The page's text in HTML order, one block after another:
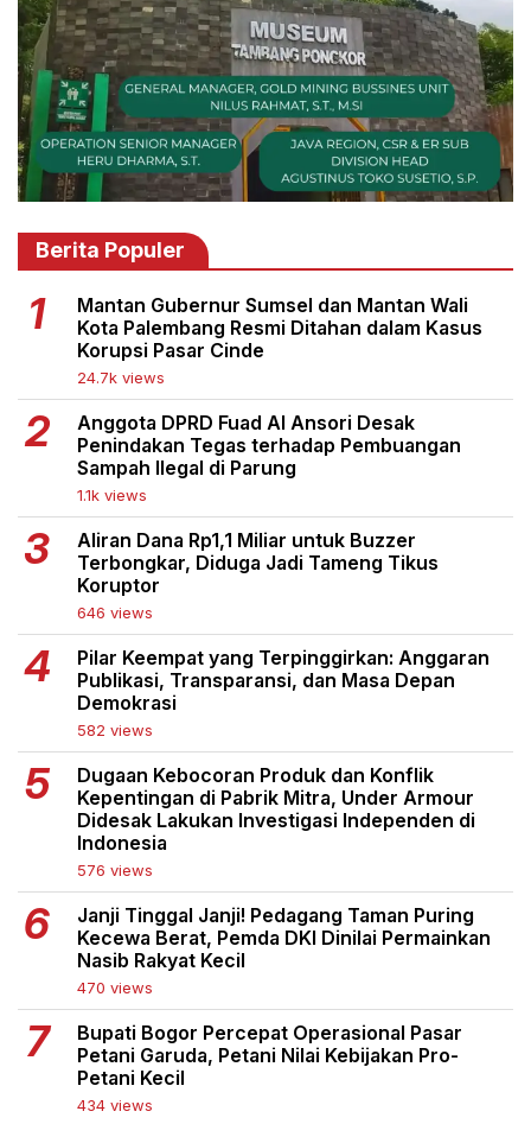
Berita Populer
Mantan Gubernur Sumsel dan Mantan Wali
Kota Palembang Resmi Ditahan dalam Kasus
Korupsi Pasar Cinde
24.7k views
Anggota DPRD Fuad Al Ansori Desak
Penindakan Tegas terhadap Pembuangan
Sampah Ilegal di Parung
1.1k views
Aliran Dana Rp1,1 Miliar untuk Buzzer
Terbongkar, Diduga Jadi Tameng Tikus
Koruptor
646 views
Pilar Keempat yang Terpinggirkan: Anggaran
Publikasi, Transparansi, dan Masa Depan
Demokrasi
582 views
Dugaan Kebocoran Produk dan Konflik
Kepentingan di Pabrik Mitra, Under Armour
Didesak Lakukan Investigasi Independen di
Indonesia
576 views
Janji Tinggal Janji! Pedagang Taman Puring
Kecewa Berat, Pemda DKI Dinilai Permainkan
Nasib Rakyat Kecil
470 views
Bupati Bogor Percepat Operasional Pasar
Petani Garuda, Petani Nilai Kebijakan Pro-
Petani Kecil
434 views